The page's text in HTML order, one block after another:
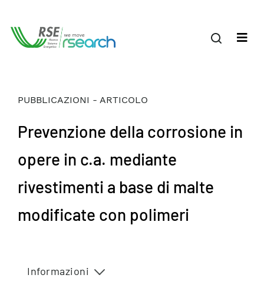
PUBBLICAZIONI - ARTICOLO
Prevenzione della corrosione in
opere in c.a. mediante
rivestimenti a base di malte
modificate con polimeri
Informazioni